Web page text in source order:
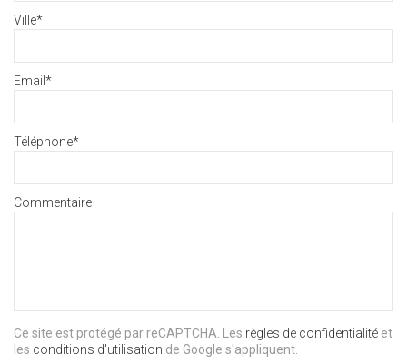
Ville*
Email *
Téléphone*
Commentaire
Ce site est protégé par reCAPTCHA. Les règles de confidentialité et
les conditions d'utilisation de Google s'appliquent.